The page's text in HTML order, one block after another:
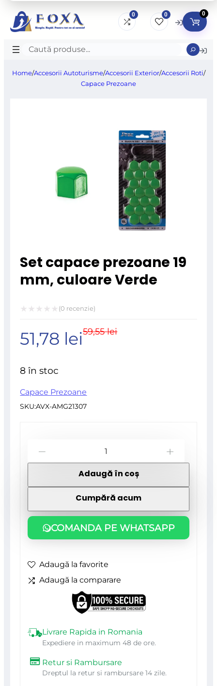
0 0 0
Caută
Home/Accesorii Autoturisme/Accesorii Exterior/Accesorii Roti/
Capace Prezoane
Set capace prezoane 19
mm, culoare Verde
la
(0 recenzie)
59,55leiPrețul
59,55 lei.
51,78 lei
Prețul
8 în stoc
Capace Prezoane
SKU:AVX-AMG21307
Livrare Rapida in Romania
Expediere in maximum 48 de ore.
Retur si Rambursare
Dreptul la retur si rambursare 14 zile.
COMANDA PE WHATSAPP
Set
19
mm,
culoare
Adaugă în coș
Cumpără acum
Adaugă la favorite
Adaugă la comparare